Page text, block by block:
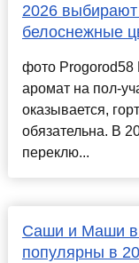
2026
белоснежные
фото Progorod58
аромат на пол-
оказывается,
обязательна. В
переклю...
Саши и Маши
популярны в